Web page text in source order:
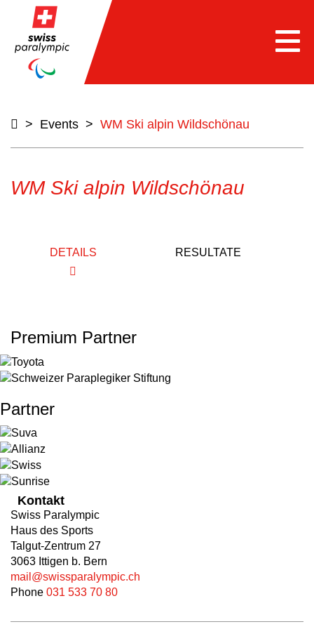
> Events > WM Ski alpin Wildschönau
WM Ski alpin Wildschönau
DETAILS RESULTATE
Premium Partner
Partner
Kontakt
Swiss Paralympic
Haus des Sports
Talgut-Zentrum 27
3063 Ittigen b. Bern
mail@swissparalympic.ch
Phone 031 533 70 80